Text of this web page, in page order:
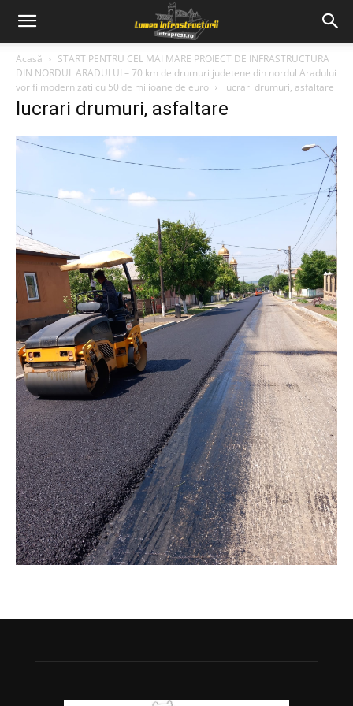
Acasă
START PENTRU CEL MAI MARE PROIECT DE INFRASTRUCTURA
DIN NORDUL ARADULUI – 70 km de drumuri judetene din nordul Aradului
vor fi modernizati cu 50 de milioane de euro
lucrari drumuri, asfaltare
lucrari drumuri, asfaltare